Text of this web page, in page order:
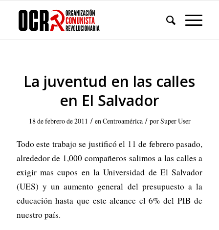
La juventud en las calles
en El Salvador
18 de febrero de 2011 / enCentroamérica / porSuper User
Todo este trabajo se justificó el 11 de febrero pasado,
alrededor de 1,000 compañeros salimos a las calles a
exigir mas cupos en la Universidad de El Salvador
(UES) y un aumento general del presupuesto a la
educación hasta que este alcance el 6% del PIB de
nuestro país.